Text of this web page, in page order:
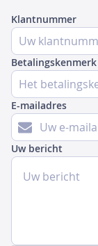
Klantnummer
Betalingskenmerk
E-mailadres
Uw bericht